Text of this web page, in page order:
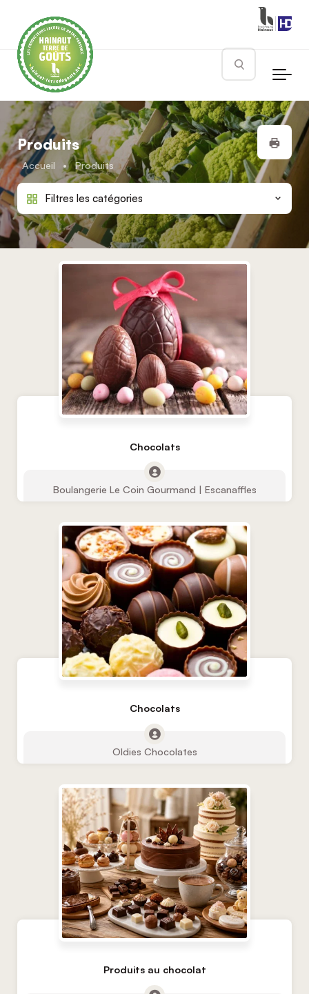
Rechercher
Produits
Accueil • Produits
Filtres les catégories
Chocolats
Boulangerie Le Coin Gourmand | Escanaffles
Chocolats
Oldies Chocolates
Produits au chocolat